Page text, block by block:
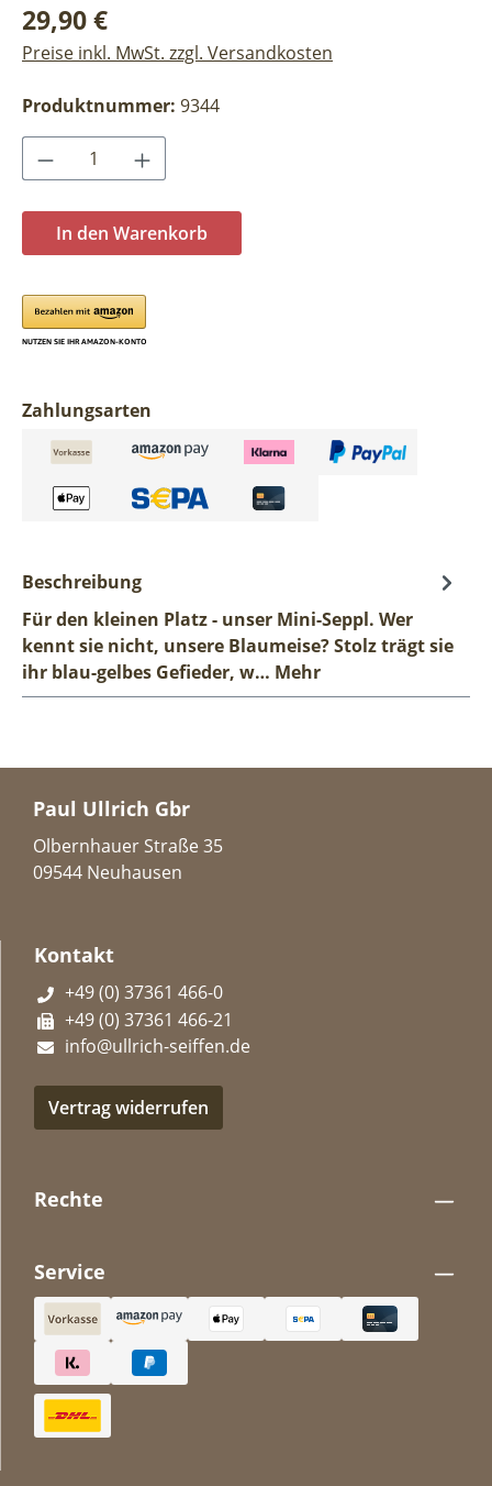
Regulärer Preis:
29,90 €
Preise inkl. MwSt. zzgl. Versandkosten
Produktnummer: 9344
Produkt Anzahl: Gib den gewünschten
In den Warenkorb
Zahlungsarten
Beschreibung
Für den kleinen Platz - unser Mini-Seppl. Wer
kennt sie nicht, unsere Blaumeise? Stolz trägt sie
ihr blau-gelbes Gefieder, w… Mehr
Paul Ullrich Gbr
Olbernhauer Straße 35
09544 Neuhausen
Kontakt
+49 (0) 37361 466-0
+49 (0) 37361 466-21
info@ullrich-seiffen.de
Vertrag widerrufen
Rechte
Service